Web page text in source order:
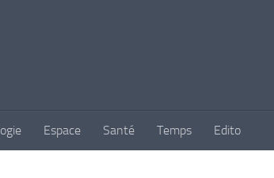
Espace Santé Temps Edito